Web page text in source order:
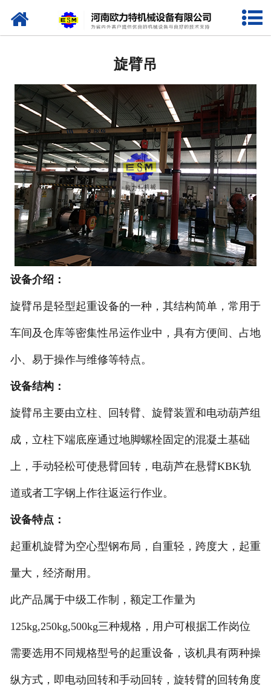
网站首页
机械手
旋臂起重机
墙壁吊
CD1 MD1 型电动葫芦
LX型电动单梁悬挂起重机
LD型电动单梁桥式起重机
旋臂吊
设备介绍：
旋臂吊是轻型起重设备的一种，其结构简单，常用于
车间及仓库等密集性吊运作业中，具有方便间、占地
小、易于操作与维修等特点。
设备结构：
旋臂吊主要由立柱、回转臂、旋臂装置和电动葫芦组
成，立柱下端底座通过地脚螺栓固定的混凝土基础
上，手动轻松可使悬臂回转，电葫芦在悬臂KBK轨
道或者工字钢上作往返运行作业。
设备特点：
起重机旋臂为空心型钢布局，自重轻，跨度大，起重
量大，经济耐用。
此产品属于中级工作制，额定工作量为
125kg,250kg,500kg三种规格，用户可根据工作岗位
需要选用不同规格型号的起重设备，该机具有两种操
纵方式，即电动回转和手动回转，旋转臂的回转角度